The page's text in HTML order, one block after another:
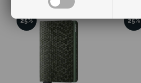
25% 25%